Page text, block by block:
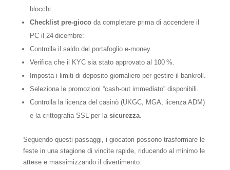
blocchi.
Checklist pre‑giocoda completare prima di accendere il
PC il 24 dicembre:
Controlla il saldo del portafoglio e‑money.
Verifica che il KYC sia stato approvato al 100 %.
Imposta i limiti di deposito giornaliero per gestire il bankroll.
Seleziona le promozioni “cash‑out immediato” disponibili.
Controlla la licenza del casinò (UKGC, MGA, licenza ADM)
e la crittografia SSL per la sicurezza.
Seguendo questi passaggi, i giocatori possono trasformare le
feste in una stagione di vincite rapide, riducendo al minimo le
attese e massimizzando il divertimento.